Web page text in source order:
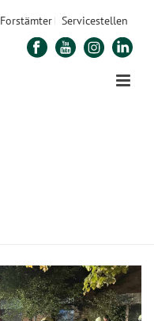
Forstämter Servicestellen